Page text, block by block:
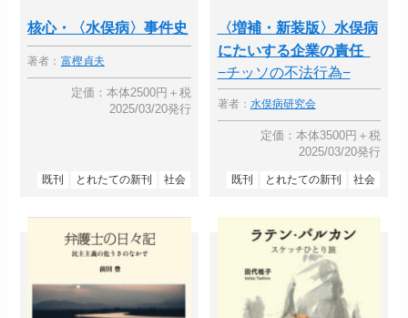
核心・〈水俣病〉事件史
著者： 富樫貞夫
定価：本体2500円＋税
2025/03/20発行
既刊 とれたての新刊 社会
〈増補・新装版〉水俣病
にたいする企業の責任
−チッソの不法行為−
著者： 水俣病研究会
定価：本体3500円＋税
2025/03/20発行
既刊 とれたての新刊 社会